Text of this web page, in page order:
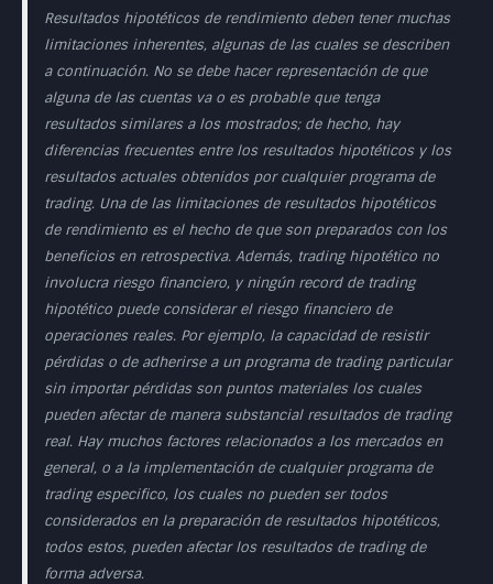
Resultados hipotéticos de rendimiento deben tener muchas
limitaciones inherentes, algunas de las cuales se describen
a continuación. No se debe hacer representación de que
alguna de las cuentas va o es probable que tenga
resultados similares a los mostrados; de hecho, hay
diferencias frecuentes entre los resultados hipotéticos y los
resultados actuales obtenidos por cualquier programa de
trading. Una de las limitaciones de resultados hipotéticos
de rendimiento es el hecho de que son preparados con los
beneficios en retrospectiva. Además, trading hipotético no
involucra riesgo financiero, y ningún record de trading
hipotético puede considerar el riesgo financiero de
operaciones reales. Por ejemplo, la capacidad de resistir
pérdidas o de adherirse a un programa de trading particular
sin importar pérdidas son puntos materiales los cuales
pueden afectar de manera substancial resultados de trading
real. Hay muchos factores relacionados a los mercados en
general, o a la implementación de cualquier programa de
trading especifico, los cuales no pueden ser todos
considerados en la preparación de resultados hipotéticos,
todos estos, pueden afectar los resultados de trading de
forma adversa.